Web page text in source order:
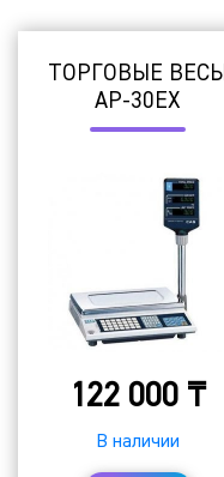
ТОРГОВЫЕ ВЕСЫ
AP-30EX
122 000 ₸
В наличии